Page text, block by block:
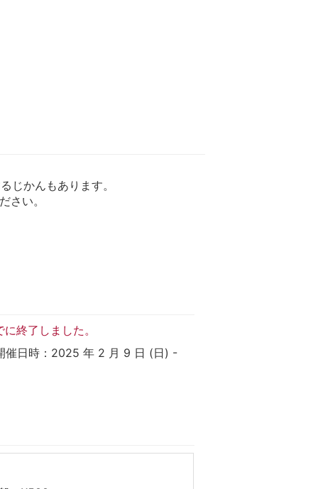
じかんもあります。
さい。
終了しました。
催日時：2025 年 2 月 9 日 (日) -